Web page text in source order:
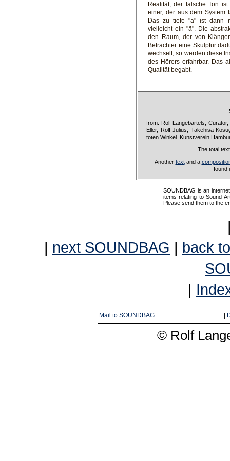
Realität, der falsche Ton
einer, der aus dem System
Das zu tiefe "a" ist dann
vielleicht ein "ä". Die
den Raum, der von
Betrachter eine Skulptur
wechselt, so werden diese
des Hörers erfahrbar. Das
Qualität begabt.
from: Rolf Langebartels,
Eller, Rolf Julius, Takehisa
toten Winkel. Kunstverein
The total
Another textand a
found
SOUNDBAG is an
items relating to Sound
Please send them to the
| next SOUNDBAG | back
|
Mail to SOUNDBAG
© Rolf